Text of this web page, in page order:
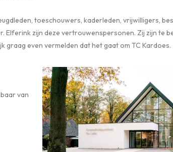
toeschouwers, kaderleden, vrijwilligers,
Elferink zijn deze vertrouwenspersonen. Zij zijn te
even vermelden dat het gaat om TC Kardoes.
van